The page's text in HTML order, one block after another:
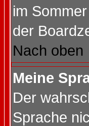
im
der
Nach oben
Meine
Der
Sprache